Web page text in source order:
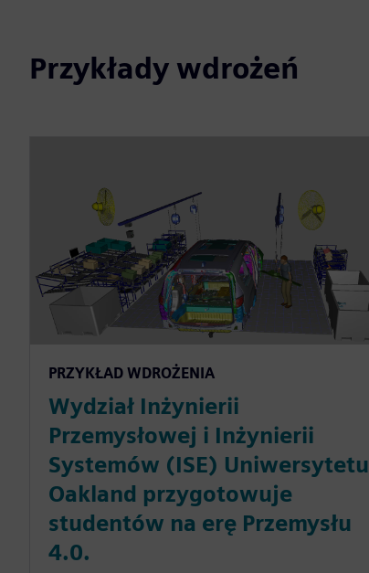
Przykłady wdrożeń
PRZYKŁAD WDROŻENIA
Wydział Inżynierii
Przemysłowej i Inżynierii
Systemów (ISE) Uniwersytetu
Oakland przygotowuje
studentów na erę Przemysłu
4.0.